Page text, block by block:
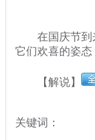
在国庆节到来
它们欢喜的姿态
【解说】
关键词：